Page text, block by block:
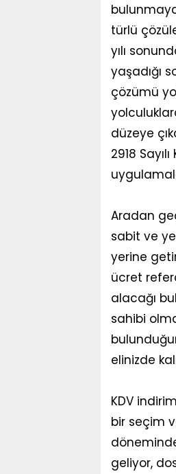
türlü
yılı
yaşadığı
çözümü
düzeye
2918
Aradan
sabit ve
yerine
ücret
alacağı
sahibi
elinizde
KDV
bir seçim
geliyor,